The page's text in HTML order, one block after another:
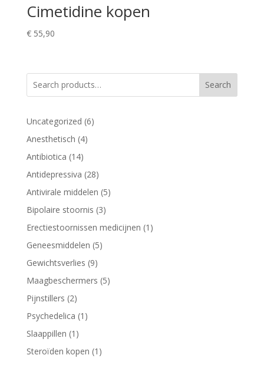
Cimetidine kopen
€55,90
Search
Uncategorized 66
Anesthetisch 44
Antibiotica 1414
producten
Antidepressiva 2828
producten
Antivirale middelen 55
Bipolaire stoornis 33
producten
Erectiestoornissen medicijnen 1 1
Geneesmiddelen 55
Gewichtsverlies 99
producten
Maagbeschermers 55
Pijnstillers 22
producten
Psychedelica 1 1
Slaappillen 1 1
product
Steroïden kopen 1 1